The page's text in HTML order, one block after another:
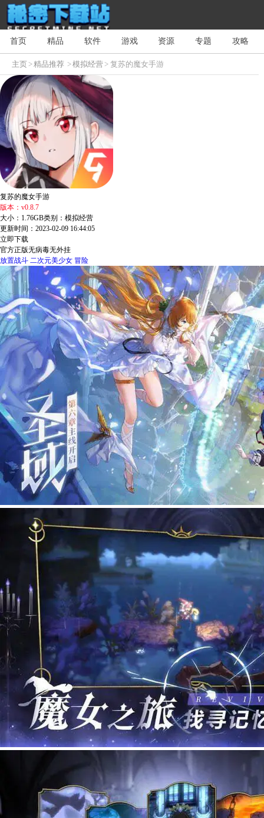
首页 精品 软件 游戏 资源 专题 攻略
主页>精品推荐 >模拟经营> 复苏的魔女手游
复苏的魔女手游
版本：v0.8.7
大小：1.76GB类别：模拟经营
更新时间：2023-02-09 16:44:05
立即下载
官方正版无病毒无外挂
放置战斗 二次元美少女 冒险